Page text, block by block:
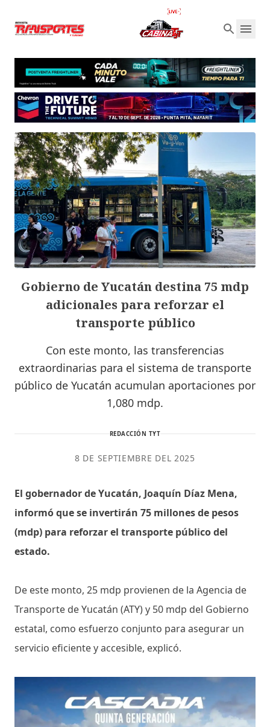
Gobierno de Yucatán destina 75 mdp
adicionales para reforzar el
transporte público
Con este monto, las transferencias
extraordinarias para el sistema de transporte
público de Yucatán acumulan aportaciones por
1,080 mdp.
REDACCIÓN TYT
8 DE SEPTIEMBRE DEL 2025
El gobernador de Yucatán, Joaquín Díaz Mena,
informó que se invertirán 75 millones de pesos
(mdp) para reforzar el transporte público del
estado.
De este monto, 25 mdp provienen de la Agencia de
Transporte de Yucatán (ATY) y 50 mdp del Gobierno
estatal, como esfuerzo conjunto para asegurar un
servicio eficiente y accesible, explicó.